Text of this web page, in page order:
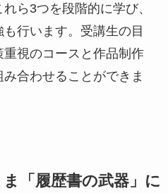
ら3つを段階的に学び、
行います。受講生の目
視のコースと作品制作
合わせることができま
「履歴書の武器」に